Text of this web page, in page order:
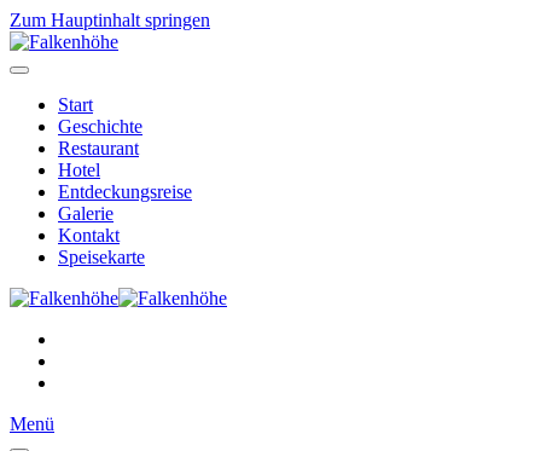
Zum Hauptinhalt springen
Start
Geschichte
Restaurant
Hotel
Entdeckungsreise
Galerie
Kontakt
Speisekarte
Menü